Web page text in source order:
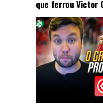
que ferrou Victor